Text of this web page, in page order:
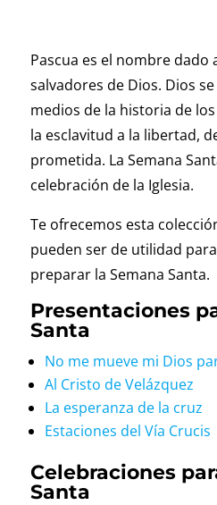
Pascua es el nombre dado
salvadores de Dios. Dios
medios de la historia de
la esclavitud a la libertad,
prometida. La Semana
celebración de la Iglesia.
Te ofrecemos esta
pueden ser de utilidad
preparar la Semana Santa.
Presentaciones
Santa
No me mueve mi Dios
Al Cristo de Velázquez
La esperanza de la cruz
Estaciones del Vía Crucis
Celebraciones
Santa